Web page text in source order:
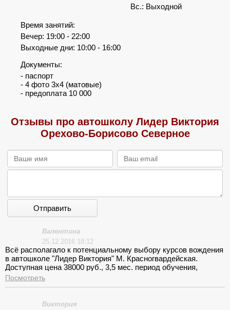
Вс.: Выходной
Время занятий:
Вечер: 19:00 - 22:00
Выходные дни: 10:00 - 16:00
Документы:
- паспорт
- 4 фото 3х4 (матовые)
- предоплата 10 000
Отзывы про автошколу Лидер Виктория
Орехово-Борисово Северное
Отправить
Валентина
25.12.2016 18:12
Всё располагало к потенциальному выбору курсов вождения
в автошколе "Лидер Виктория" М. Красногвардейская.
Доступная цена 38000 руб., 3,5 мес. период обучения,
современное оснащение учебной базы. Определилась с
выбором и не пожалела. Работают настоящие
автолюбителей.
Посмотреть
Виктория